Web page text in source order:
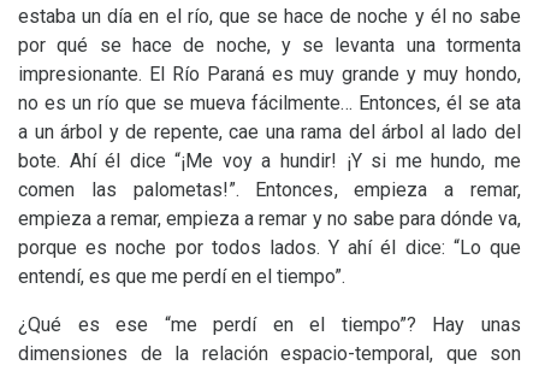
estaba un día en el río, que se hace de noche y él no sabe
por qué se hace de noche, y se levanta una tormenta
impresionante. El Río Paraná es muy grande y muy hondo,
no es un río que se mueva fácilmente… Entonces, él se ata
a un árbol y de repente, cae una rama del árbol al lado del
bote. Ahí él dice “¡Me voy a hundir! ¡Y si me hundo, me
comen las palometas!”. Entonces, empieza a remar,
empieza a remar, empieza a remar y no sabe para dónde va,
porque es noche por todos lados. Y ahí él dice: “Lo que
entendí, es que me perdí en el tiempo”.
¿Qué es ese “me perdí en el tiempo”? Hay unas
dimensiones de la relación espacio-temporal, que son